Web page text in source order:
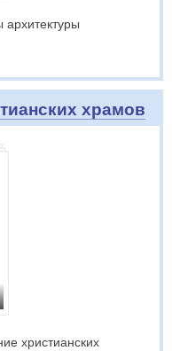
храмов
христианских